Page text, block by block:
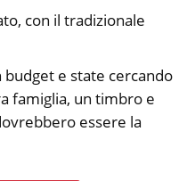
con il tradizionale
e state cercando
famiglia, un timbro e
essere la